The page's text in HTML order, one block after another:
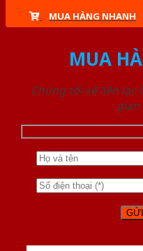
MUA HÀNG NHANH
MUA
Chúng tôi sẽ liên
gian